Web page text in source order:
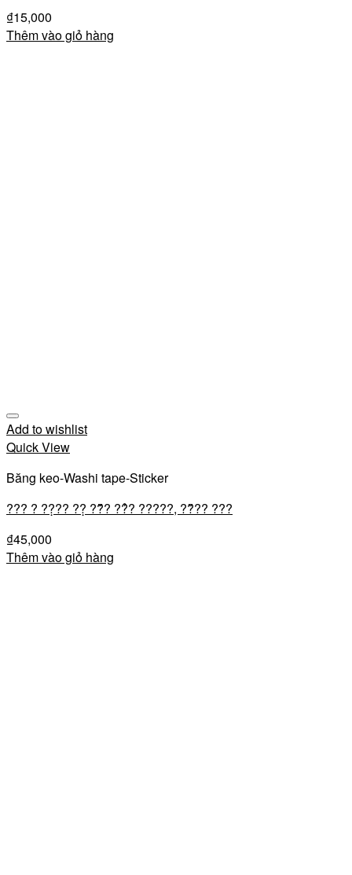
₫15,000
Thêm vào giỏ hàng
Add to wishlist
Quick View
Băng keo-Washi tape-Sticker
??? ? ??̣?? ??̣ ??̆́? ??̉? ?????, ??̆?? ???
₫45,000
Thêm vào giỏ hàng